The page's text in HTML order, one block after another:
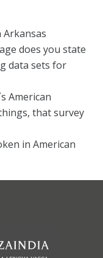
does you state
data sets for
American
that survey
in American